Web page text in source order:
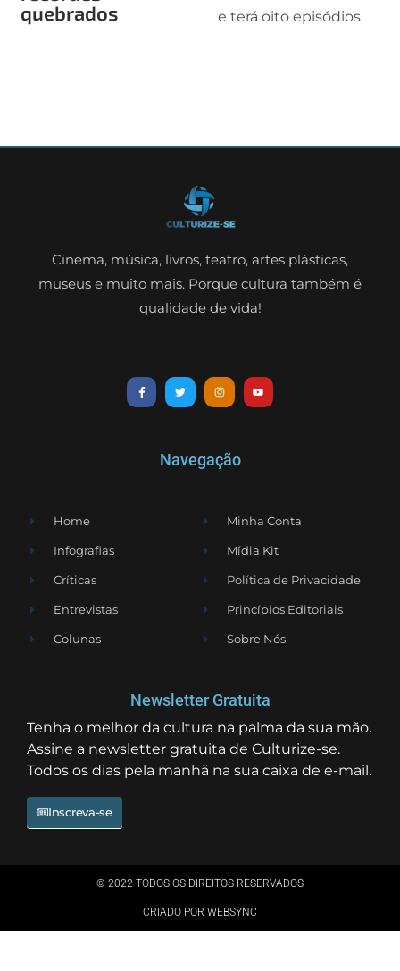
quebrados
e terá oito episódios
Cinema, música, livros, teatro, artes plásticas,
museus e muito mais. Porque cultura também é
qualidade de vida!
Navegação
Home
Infografias
Críticas
Entrevistas
Colunas
Minha Conta
Mídia Kit
Política de Privacidade
Princípios Editoriais
Sobre Nós
Newsletter Gratuita
Tenha o melhor da cultura na palma da sua mão.
Assine a newsletter gratuita de Culturize-se.
Todos os dias pela manhã na sua caixa de e-mail.
Inscreva-se
© 2022 TODOS OS DIREITOS RESERVADOS
CRIADO POR WEBSYNC